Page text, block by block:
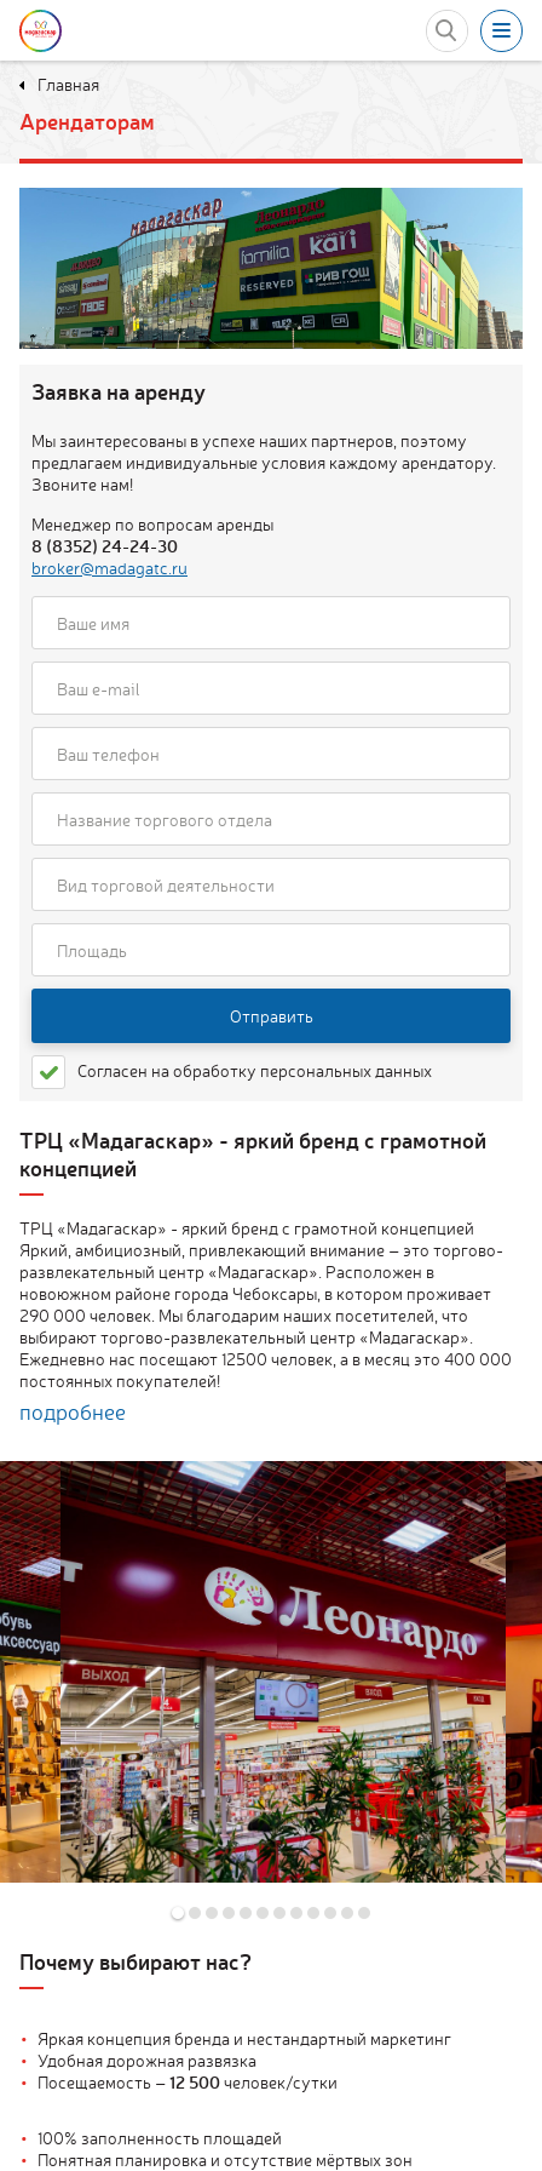
Акции
Мероприятия
в ТРЦ
Магазины
Услуги
Контакты
Реклама
Аренда
Главная
Арендаторам
Заявка на аренду
Мы заинтересованы в успехе наших партнеров, поэтому
предлагаем индивидуальные условия каждому арендатору.
Звоните нам!
Менеджер по вопросам аренды
8 (8352) 24-24-30
broker@madagatc.ru
Отправить
Согласен на обработку персональных данных
ТРЦ «Мадагаскар» - яркий бренд с грамотной
концепцией
ТРЦ «Мадагаскар» - яркий бренд с грамотной концепцией
Яркий, амбициозный, привлекающий внимание – это торгово-
развлекательный центр «Мадагаскар». Расположен в
новоюжном районе города Чебоксары, в котором проживает
290 000 человек. Мы благодарим наших посетителей, что
выбирают торгово-развлекательный центр «Мадагаскар».
Ежедневно нас посещают 12500 человек, а в месяц это 400 000
постоянных покупателей!
ТРЦ «Мадагаскар» — это новые тенденции в мире моды, стиль,
Мадагаскаре. Модные показы представленных брендов, свет
софитов, открытые и закрытые вечеринки. Это про ТРЦ
«Мадагаскар»!
ТРЦ «Мадагаскар» - остров детства и незабываемых
впечатлений, где могут воплотиться в реальность мечты и
фантазии ребенка, подростка и взрослого человека. На 4 этаже
расположена зона развлечений. Самый большой батутный парк
«RAZGON» в городе Чебоксары, лазертаг и VR zona. Самые
клевые дни рождения, праздники – это про ТРЦ «Мадагаскар»!
Ждем каждый день, С любовью, Ваш ТРЦ «Мадагаскар».
подробнее
Почему выбирают нас?
Яркая концепция бренда и нестандартный маркетинг
Удобная дорожная развязка
Посещаемость –12 500человек/сутки
100% заполненность площадей
Понятная планировка и отсутствие мёртвых зон